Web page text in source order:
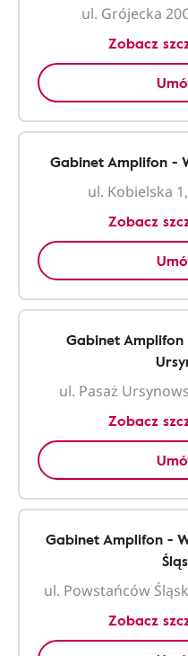
ul. Grójecka
Zobacz
Gabinet Amplifon -
ul. Kobielska
Zobacz
Gabinet Amplifon
ul. Pasaż
Zobacz
Gabinet Amplifon -
ul. Powstańców
Zobacz